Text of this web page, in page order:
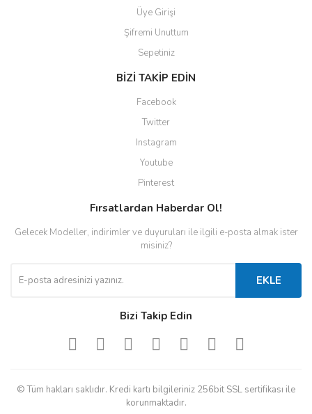
Üye Girişi
Şifremi Unuttum
Sepetiniz
BİZİ TAKİP EDİN
Facebook
Twitter
Instagram
Youtube
Pinterest
Fırsatlardan Haberdar Ol!
Gelecek Modeller, indirimler ve duyuruları ile ilgili e-posta almak ister
misiniz?
EKLE
Bizi Takip Edin
© Tüm hakları saklıdır. Kredi kartı bilgileriniz 256bit SSL sertifikası ile
korunmaktadır.